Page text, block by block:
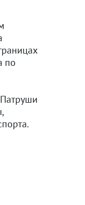
по